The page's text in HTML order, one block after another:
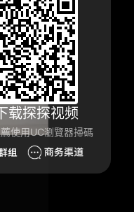
载探探视频
使用UC瀏覽器掃碼